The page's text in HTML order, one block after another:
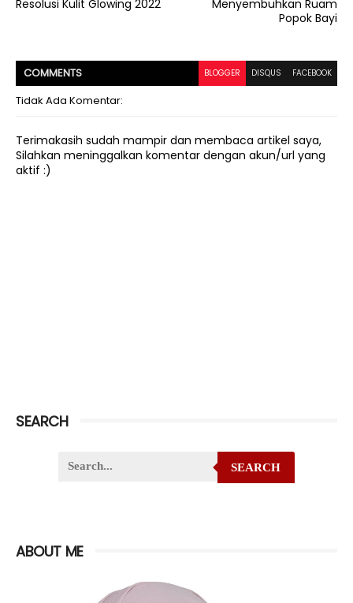
Menyembuhkan Ruam
Popok Bayi
Resolusi Kulit Glowing 2022
COMMENTS BLOGGER DISQUS FACEBOOK
Tidak Ada Komentar:
Terimakasih sudah mampir dan membaca artikel saya,
Silahkan meninggalkan komentar dengan akun/url yang
aktif :)
SEARCH
SEARCH
ABOUT ME